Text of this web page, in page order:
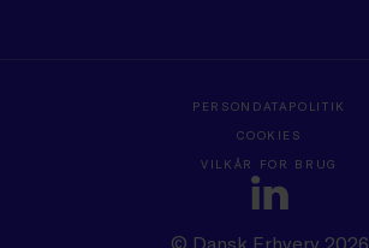
© Dansk Erhverv 2026
PERSONDATAPOLITIK
COOKIES
VILKÅR FOR BRUG